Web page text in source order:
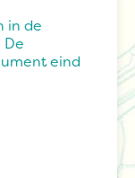
in de
De
eind